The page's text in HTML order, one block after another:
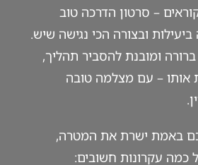
– סרטון הדרכה טוב
ובצורה הכי נגישה שיש.
ברורה ומובנת להסביר תהליך,
אותו – עם מצלמה טובה
באמת ישרת את המטרה,
כמה עקרונות חשובים: